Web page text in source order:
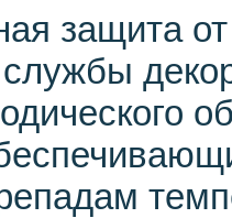
защита
службы